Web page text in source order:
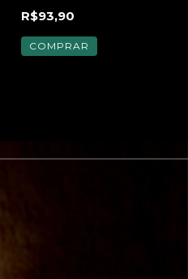
750ML
R$93,90
COMPRAR